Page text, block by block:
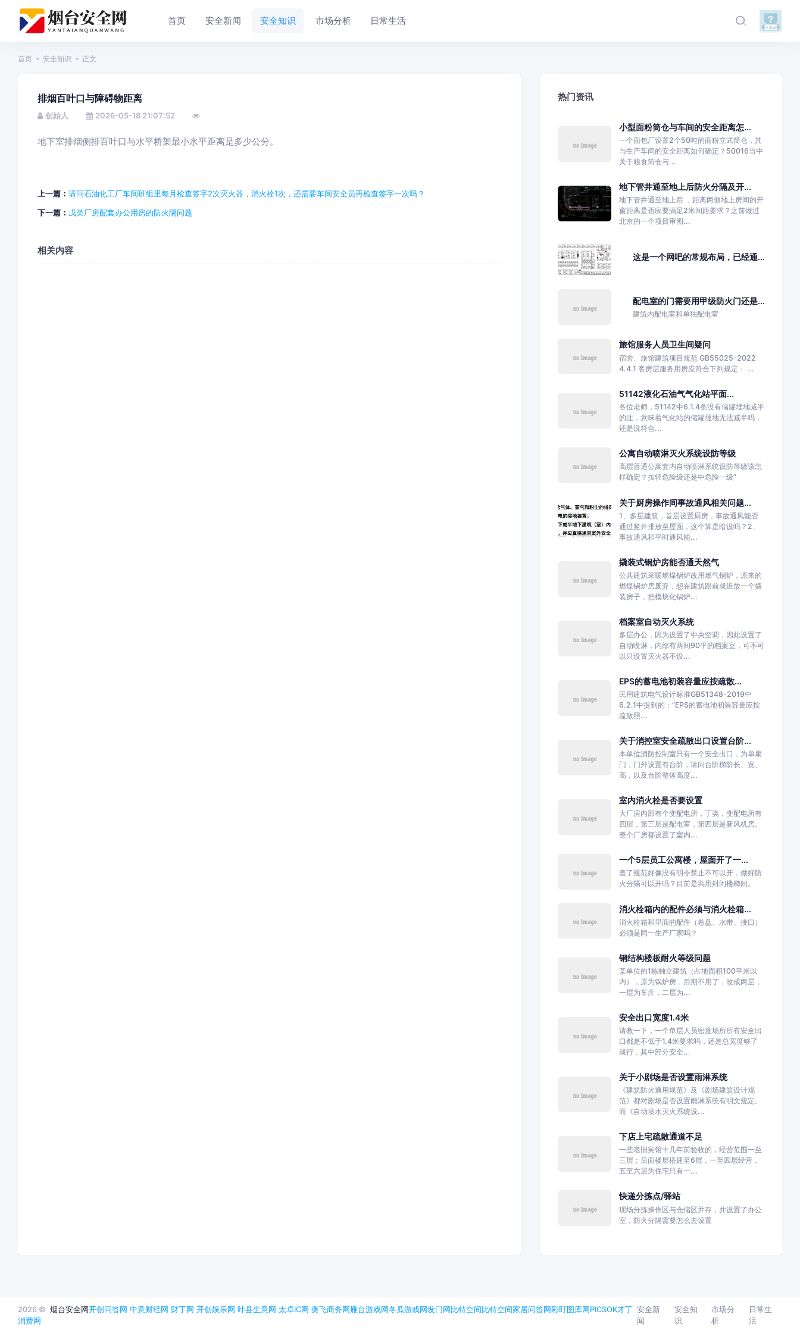
首页 安全新闻 安全知识 市场分析 日常生活
首页 安全知识 正文
排烟百叶口与障碍物距离
创始人 2026-05-18 21:07:52
地下室排烟侧排百叶口与水平桥架最小水平距离是多少公分。
上一篇： 请问石油化工厂车间班组里每月检查签字2次灭火器，消火栓1次，还需要车间安全员再检查签字一次吗？
下一篇： 戊类厂房配套办公用房的防火隔问题
相关内容
热门资讯
小型面粉筒仓与车间的安全距离怎...
一个面包厂设置2个50吨的面粉立式筒仓，其
与生产车间的安全距离如何确定？50016当中
关于粮食筒仓与...
地下管井通至地上后防火分隔及开...
地下管井通至地上后 ，距离两侧地上房间的开
窗距离是否应要满足2米间距要求？之前做过
北京的一个项目审图...
这是一个网吧的常规布局，已经通...
配电室的门需要用甲级防火门还是...
建筑内配电室和单独配电室
旅馆服务人员卫生间疑问
宿舍、旅馆建筑项目规范 GB55025-2022
4.4.1 客房层服务用房应符合下列规定： ...
51142液化石油气气化站平面...
各位老师，51142中6.1.4条没有储罐埋地减半
的注，意味着气化站的储罐埋地无法减半吗，
还是说符合...
公寓自动喷淋灭火系统设防等级
高层普通公寓套内自动喷淋系统设防等级该怎
样确定？按轻危险级还是中危险一级”
关于厨房操作间事故通风相关问题...
1、多层建筑，首层设置厨房，事故通风能否
通过竖井排放至屋面，这个算是暗设吗？2、
事故通风和平时通风能...
撬装式锅炉房能否通天然气
公共建筑采暖燃煤锅炉改用燃气锅炉，原来的
燃煤锅炉房废弃，想在建筑跟前就近放一个撬
装房子，把模块化锅炉...
档案室自动灭火系统
多层办公，因为设置了中央空调，因此设置了
自动喷淋，内部有两间90平的档案室，可不可
以只设置灭火器不设...
EPS的蓄电池初装容量应按疏散...
民用建筑电气设计标准GB51348-2019中
6.2.1中提到的：“EPS的蓄电池初装容量应按
疏散照...
关于消控室安全疏散出口设置台阶...
本单位消防控制室只有一个安全出口，为单扇
门，门外设置有台阶，请问台阶梯阶长、宽、
高，以及台阶整体高度...
室内消火栓是否要设置
大厂房内部有个变配电所，丁类，变配电所有
四层，第三层是配电室，第四层是新风机房。
整个厂房都设置了室内...
一个5层员工公寓楼，屋面开了一...
查了规范好像没有明令禁止不可以开，做好防
火分隔可以开吗？目前是共用封闭楼梯间。
消火栓箱内的配件必须与消火栓箱...
消火栓箱和里面的配件（卷盘、水带、接口）
必须是同一生产厂家吗？
钢结构楼板耐火等级问题
某单位的1栋独立建筑（占地面积100平米以
内），原为锅炉房，后期不用了，改成两层，
一层为车库，二层为...
安全出口宽度1.4米
请教一下，一个单层人员密度场所所有安全出
口都是不低于1.4米要求吗，还是总宽度够了
就行，其中部分安全...
关于小剧场是否设置雨淋系统
《建筑防火通用规范》及《剧场建筑设计规
范》都对剧场是否设置雨淋系统有明文规定。
而《自动喷水灭火系统设...
下店上宅疏散通道不足
一些老旧宾馆十几年前验收的，经营范围一至
三层；后面楼层搭建至6层，一至四层经营，
五至六层为住宅只有一...
快递分拣点/驿站
现场分拣操作区与仓储区并存，并设置了办公
室，防火分隔需要怎么去设置
2026 © 烟台安全网开创问答网 中意财经网 财丁网 开创娱乐网 叶县生意网 太卓IC网 奥飞商务网雁台游戏网冬瓜游戏网发门网比特空间比特空间家居问答网彩盯图库网PICSOK才丁
消费网
安全新
闻
安全知
识
市场分
析
日常生
活